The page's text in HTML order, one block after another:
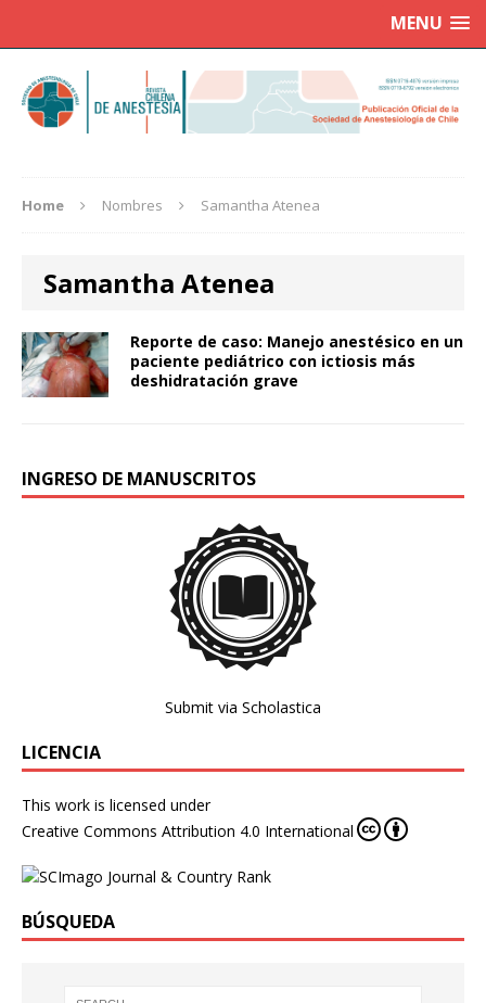
MENU
Home Nombres Samantha Atenea
Samantha Atenea
Reporte de caso: Manejo anestésico en un
paciente pediátrico con ictiosis más
deshidratación grave
INGRESO DE MANUSCRITOS
Submit via Scholastica
LICENCIA
This work is licensed under
Creative Commons Attribution 4.0 International
BÚSQUEDA